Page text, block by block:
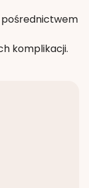
komplikacji.